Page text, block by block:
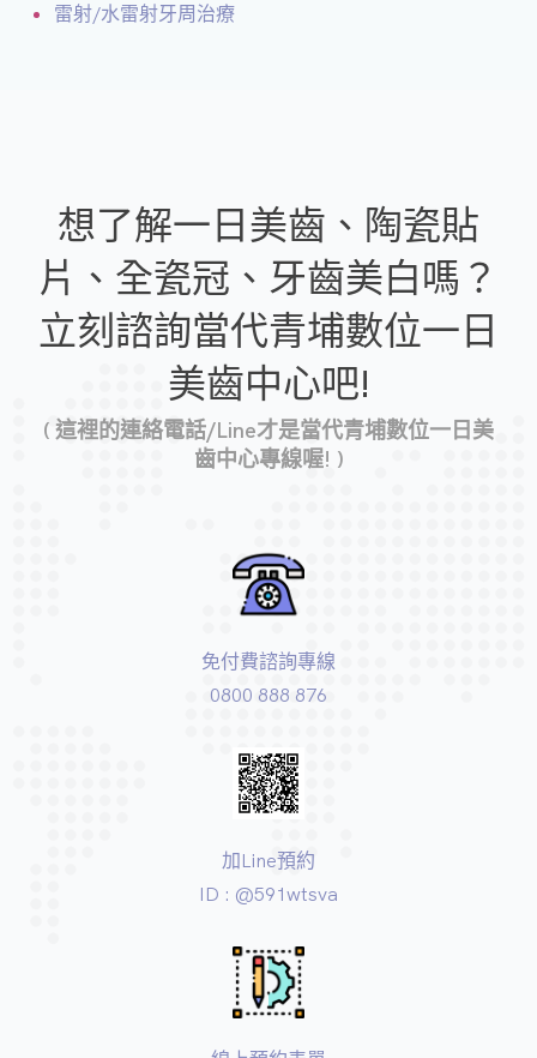
雷射/水雷射牙周治療
想了解一日美齒、陶瓷貼
片、全瓷冠、牙齒美白嗎？
立刻諮詢當代青埔數位一日
美齒中心吧!
( 這裡的連絡電話/Line才是當代青埔數位一日美
齒中心專線喔! )
免付費諮詢專線
0800 888 876
加Line預約
ID : @591wtsva